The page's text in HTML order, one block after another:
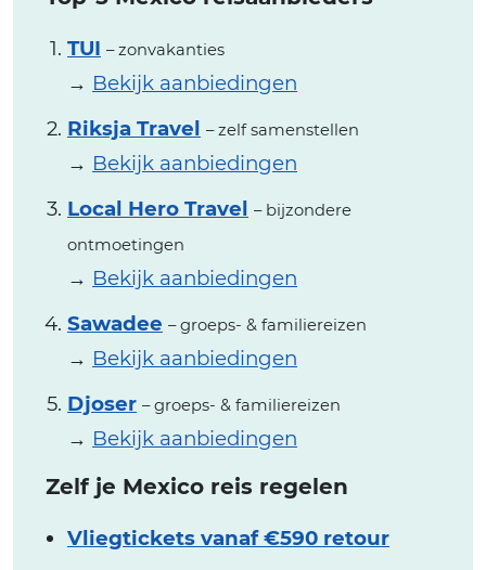
TUI – zonvakanties
→ Bekijk aanbiedingen
Riksja Travel – zelf samenstellen
→ Bekijk aanbiedingen
Local Hero Travel – bijzondere
ontmoetingen
→ Bekijk aanbiedingen
Sawadee – groeps- & familiereizen
→ Bekijk aanbiedingen
Djoser – groeps- & familiereizen
→ Bekijk aanbiedingen
Zelf je Mexico reis regelen
Vliegtickets vanaf €590 retour